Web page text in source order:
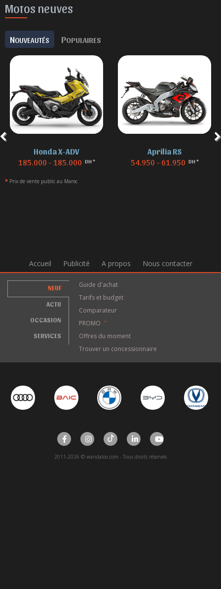
Motos neuves
NOUVEAUTÉS POPULAIRES
Honda X-ADV
185.000 - 185.000 DH *
Aprilia RS
54.950 - 61.950 DH *
* Prix de vente public au Maroc
Accueil Publicité A propos Nous contacter
NEUF
ACTU
OCCASION
SERVICES
Guide d'achat
Tarifs et budget
Comparateur
PROMO
*
Offres du moment
Trouver un concessionnaire
2011-2026 © wandaloo.com - Tous droits réservés